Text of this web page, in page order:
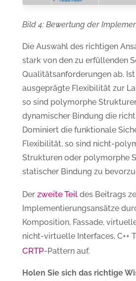
Bild 4: Bewertung der
Die Auswahl des richtigen
stark von den zu erfüllenden
Qualitätsanforderungen ab.
ausgeprägte Flexibilität zur
so sind polymorphe
dynamischer Bindung die
Dominiert die funktionale
Flexibilität, so sind nicht-
Strukturen oder polymorphe
statischer Bindung zu
Der zweite Teildes Beitrags
Implementierungsansätze
Komposition, Fassade,
nicht-virtuelle Interfaces, C++
CRTP-Pattern auf.
Holen Sie sich das richtige